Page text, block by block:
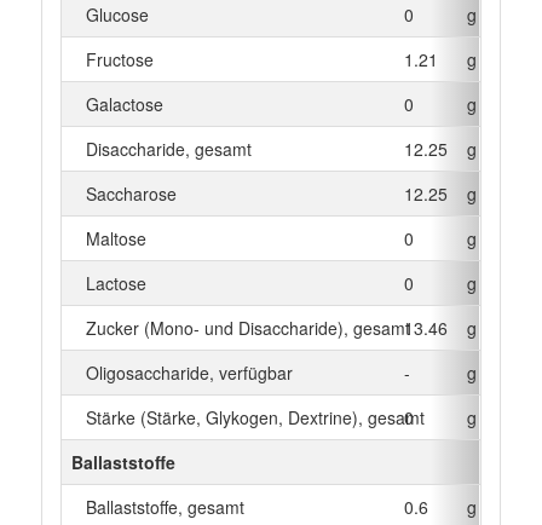
Glucose
0
g
Fructose
1.21
g
Galactose
0
g
Disaccharide, gesamt
12.25
g
Saccharose
12.25
g
Maltose
0
g
Lactose
0
g
Zucker (Mono- und Disaccharide), gesamt13.46
g
Oligosaccharide, verfügbar
-
g
Stärke (Stärke, Glykogen, Dextrine), gesamt
0
g
Ballaststoffe
Ballaststoffe, gesamt
0.6
g